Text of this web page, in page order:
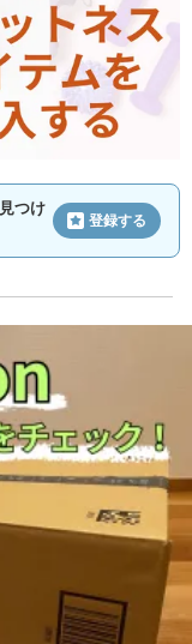
見つけ
登録する